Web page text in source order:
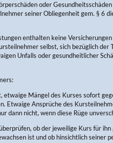
oder
seiner Obliegenheit gem. § 6
enthalten keine Versicherungen
selbst, sich bezüglich der
Unfalls oder gesundheitlicher
Mängel des Kurses sofort
Etwaige Ansprüche des
dann nicht, wenn diese Rüge
ob der jeweilige Kurs für
ist und ob hinsichtlich seiner